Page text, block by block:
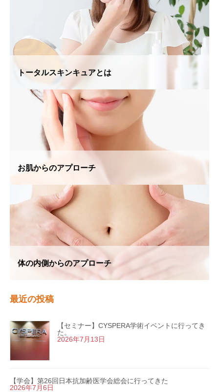
トータルスキンキュアとは
お肌からのアプローチ
体の内側からのアプローチ
最近の投稿
【セミナー】CYSPERA学術イベントに行ってき
た。
2026年7月13日
【学会】第26回日本抗加齢医学会総会に行ってきた
2026年7月6日